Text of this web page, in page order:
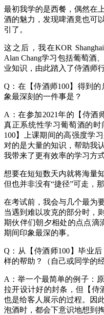
最初我学的是西餐，偶然在
酒的魅力，发现啤酒竟也可
引了。
这之后，我在KOR
Alan Chang学习包括葡萄酒
业知识，由此踏入了侍酒师行
Q：在【侍酒师100】得到
象最深刻的一件事是？
A：在参加2021年的【侍酒
真正系统性学习葡萄酒的
100】上课期间的高强度学
对的是大量的知识，帮助我
我带来了更有效率的学习方式
想要在短短数天内就将海量
但也并非没有“捷径”可走，
在考试前，我会与几个最为
当遇到难以攻克的部分时，
期伙伴们朝夕相处的点点滴
期间印象最深的事。
Q：从【侍酒师100】毕业
样的帮助？（自己或同学的经
A：举一个最简单的例子：
拉开设计好的封条，但【侍
也是给客人展示的过程。因
泡酒时，都会下意识地想到